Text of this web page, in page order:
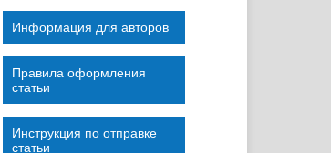
Информация для авторов
Правила оформления
статьи
Инструкция по отправке
статьи